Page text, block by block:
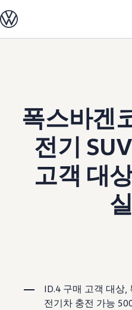
ID. 모델
EV 스마트케
ID. Sound
지속 가능성
ID. 라이프 사
재활용 공정
테크놀로지
운전자 보조 시스템
안전 및 편의 사양
My Volkswagen App
온라인 서비
모빌리티 개런
사고차량 지
자기부담금
Home
2023-10-17 | News 2023 | 뉴스 |
폭스바겐
전기
고객 대
ID.4 구매 고객 대상,
전기차 충전 가능